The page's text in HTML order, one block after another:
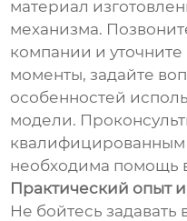
материал
механизма.
компании и
моменты, задайте
особенностей
модели.
квалифицированным
необходима помощь
Практический опыт
Не бойтесь